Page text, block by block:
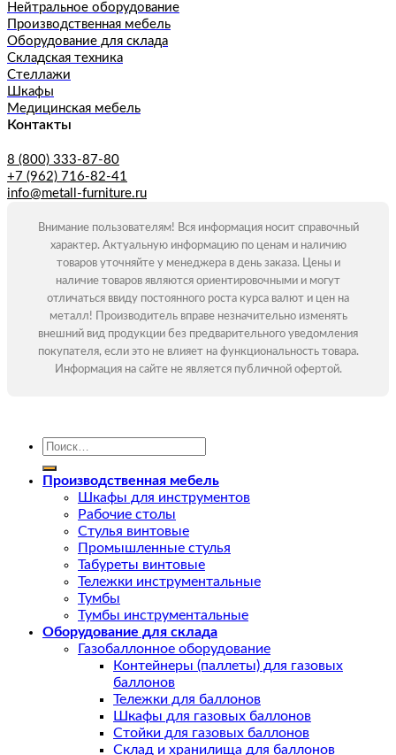
Нейтральное оборудование
Производственная мебель
Оборудование для склада
Складская техника
Стеллажи
Шкафы
Медицинская мебель
Контакты
8 (800) 333-87-80
+7 (962) 716-82-41
info@metall-furniture.ru
Внимание пользователям! Вся информация носит справочный
характер. Актуальную информацию по ценам и наличию
товаров уточняйте у менеджера в день заказа. Цены и
наличие товаров являются ориентировочными и могут
отличаться ввиду постоянного роста курса валют и цен на
металл! Производитель вправе незначительно изменять
внешний вид продукции без предварительного уведомления
покупателя, если это не влияет на функциональность товара.
Информация на сайте не является публичной офертой.
Искать:
Производственная мебель
Шкафы для инструментов
Рабочие столы
Стулья винтовые
Промышленные стулья
Табуреты винтовые
Тележки инструментальные
Тумбы
Тумбы инструментальные
Оборудование для склада
Газобаллонное оборудование
Контейнеры (паллеты) для газовых
баллонов
Тележки для баллонов
Шкафы для газовых баллонов
Стойки для газовых баллонов
Склад и хранилища для баллонов